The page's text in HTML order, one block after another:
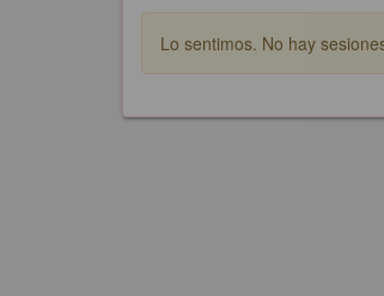
Lo sentimos. No hay